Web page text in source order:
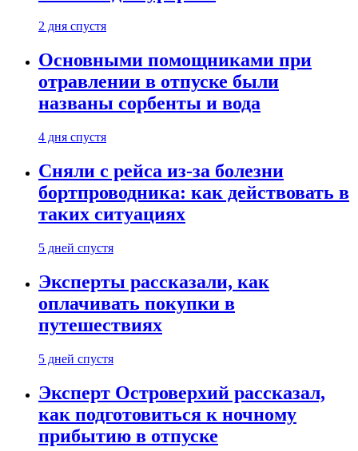
2 дня спустя
Основными помощниками при
отравлении в отпуске были
названы сорбенты и вода
4 дня спустя
Сняли с рейса из-за болезни
бортпроводника: как действовать в
таких ситуациях
5 дней спустя
Эксперты рассказали, как
оплачивать покупки в
путешествиях
5 дней спустя
Эксперт Островерхий рассказал,
как подготовиться к ночному
прибытию в отпуске